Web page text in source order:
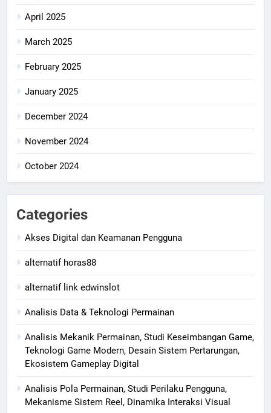
April 2025
March 2025
February 2025
January 2025
December 2024
November 2024
October 2024
Categories
Akses Digital dan Keamanan Pengguna
alternatif horas88
alternatif link edwinslot
Analisis Data & Teknologi Permainan
Analisis Mekanik Permainan, Studi Keseimbangan Game,
Teknologi Game Modern, Desain Sistem Pertarungan,
Ekosistem Gameplay Digital
Analisis Pola Permainan, Studi Perilaku Pengguna,
Mekanisme Sistem Reel, Dinamika Interaksi Visual